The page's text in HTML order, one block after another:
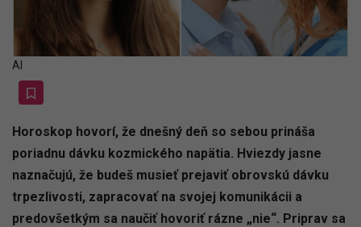
AI
Horoskop hovorí, že dnešný deň so sebou prináša
poriadnu dávku kozmického napätia. Hviezdy jasne
naznačujú, že budeš musieť prejaviť obrovskú dávku
trpezlivosti, zapracovať na svojej komunikácii a
predovšetkým sa naučiť hovoriť rázne „nie“. Priprav sa